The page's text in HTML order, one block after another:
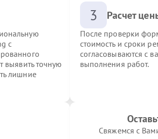
с
выявить точную
лишние
3 Расчет
После проверки
стоимость и сроки
согласовываются с
выполнения работ.
Свяжемся с